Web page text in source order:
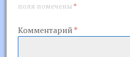
поля помечены *
Комментарий*